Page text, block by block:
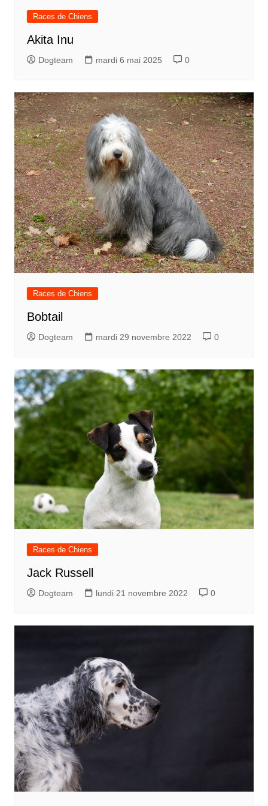
Races de Chiens
Akita Inu
Dogteam mardi 6 mai 2025 0
Races de Chiens
Bobtail
Dogteam mardi 29 novembre 2022 0
Races de Chiens
Jack Russell
Dogteam lundi 21 novembre 2022 0